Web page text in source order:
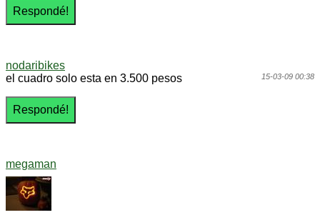
nodaribikes
15-03-09 00:38
el cuadro solo esta en 3.500 pesos
megaman